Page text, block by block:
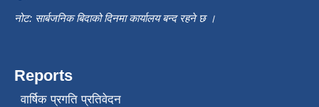
नोट: सार्बजनिक बिदाको दिनमा कार्यालय बन्द रहने छ ।
Reports
वार्षिक प्रगति प्रतिवेदन